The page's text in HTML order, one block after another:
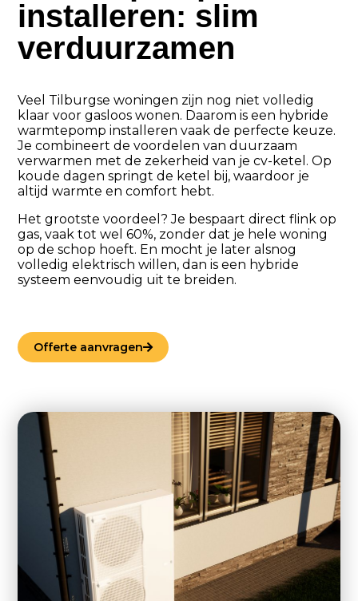
installeren: slim
verduurzamen
Veel Tilburgse woningen zijn nog niet volledig
klaar voor gasloos wonen. Daarom is een hybride
warmtepomp installeren vaak de perfecte keuze.
Je combineert de voordelen van duurzaam
verwarmen met de zekerheid van je cv-ketel. Op
koude dagen springt de ketel bij, waardoor je
altijd warmte en comfort hebt.
Het grootste voordeel? Je bespaart direct flink op
gas, vaak tot wel 60%, zonder dat je hele woning
op de schop hoeft. En mocht je later alsnog
volledig elektrisch willen, dan is een hybride
systeem eenvoudig uit te breiden.
Offerte aanvragen